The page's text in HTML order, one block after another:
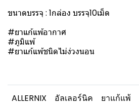
ขนาดบรรจุ : 1กล่อง บรรจุ10เม็ด
#ยาแก้แพ้อากาศ
#ภูมิแพ้
#ยาแก้แพ้ชนิดไม่ง่วงนอน
ALLERNIX อัลเลอร์นิค
ยาแก้แพ้